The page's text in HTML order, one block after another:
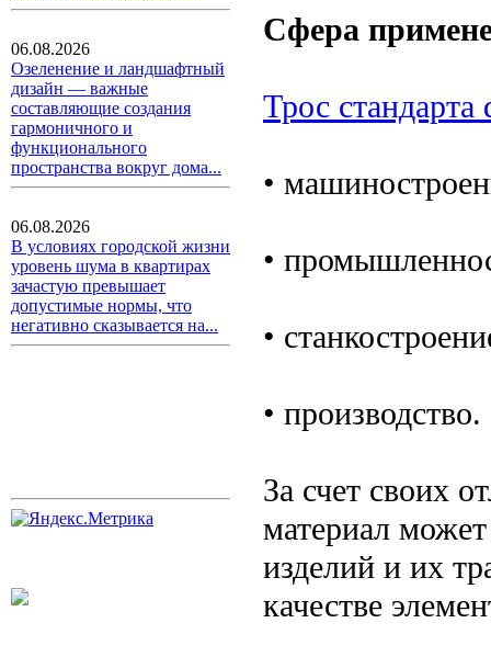
06.08.2026
Озеленение и ландшафтный
дизайн — важные
составляющие создания
гармоничного и
функционального
пространства вокруг дома...
06.08.2026
В условиях городской жизни
уровень шума в квартирах
зачастую превышает
допустимые нормы, что
негативно сказывается на...
Сфера
Трос стандарта
•
•
•
• производство.
За счет своих
материал
изделий и их
качестве